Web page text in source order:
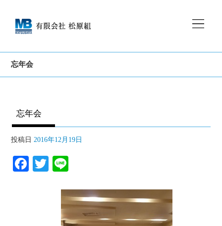
忘年会
忘年会
投稿日 2016年12月19日
Fa T
tte